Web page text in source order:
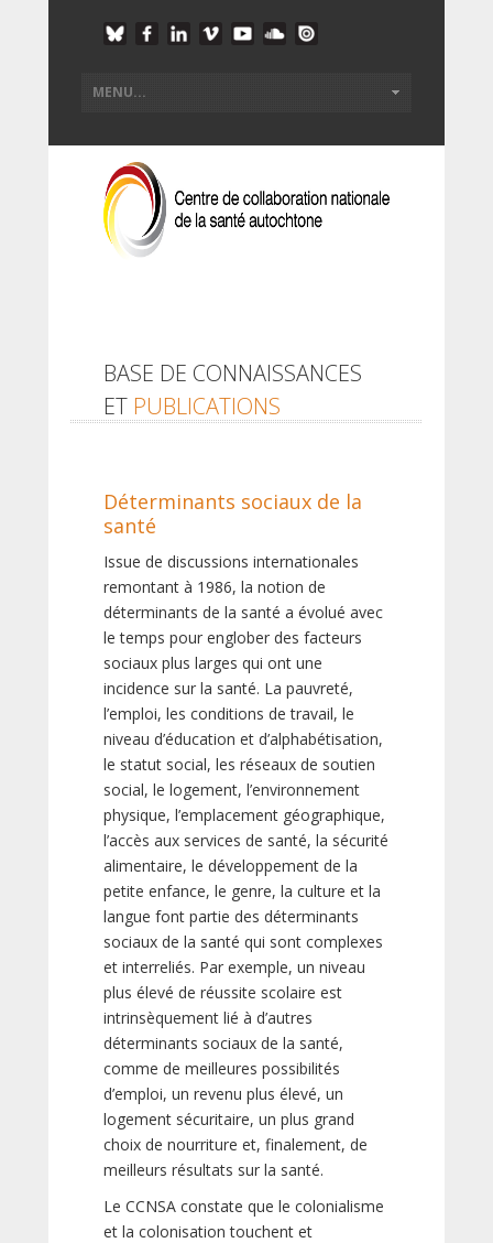
BASE DE CONNAISSANCES
ET PUBLICATIONS
Déterminants sociaux de la
santé
Issue de discussions internationales
remontant à 1986, la notion de
déterminants de la santé a évolué avec
le temps pour englober des facteurs
sociaux plus larges qui ont une
incidence sur la santé. La pauvreté,
l’emploi, les conditions de travail, le
niveau d’éducation et d’alphabétisation,
le statut social, les réseaux de soutien
social, le logement, l’environnement
physique, l’emplacement géographique,
l’accès aux services de santé, la sécurité
alimentaire, le développement de la
petite enfance, le genre, la culture et la
langue font partie des déterminants
sociaux de la santé qui sont complexes
et interreliés. Par exemple, un niveau
plus élevé de réussite scolaire est
intrinsèquement lié à d’autres
déterminants sociaux de la santé,
comme de meilleures possibilités
d’emploi, un revenu plus élevé, un
logement sécuritaire, un plus grand
choix de nourriture et, finalement, de
meilleurs résultats sur la santé.
Le CCNSA constate que le colonialisme
et la colonisation touchent et